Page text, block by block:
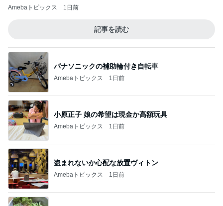
Amebaトピックス 1日前
記事を読む
パナソニックの補助輪付き自転車
Amebaトピックス 1日前
小原正子 娘の希望は現金か高額玩具
Amebaトピックス 1日前
盗まれないか心配な放置ヴィトン
Amebaトピックス 1日前